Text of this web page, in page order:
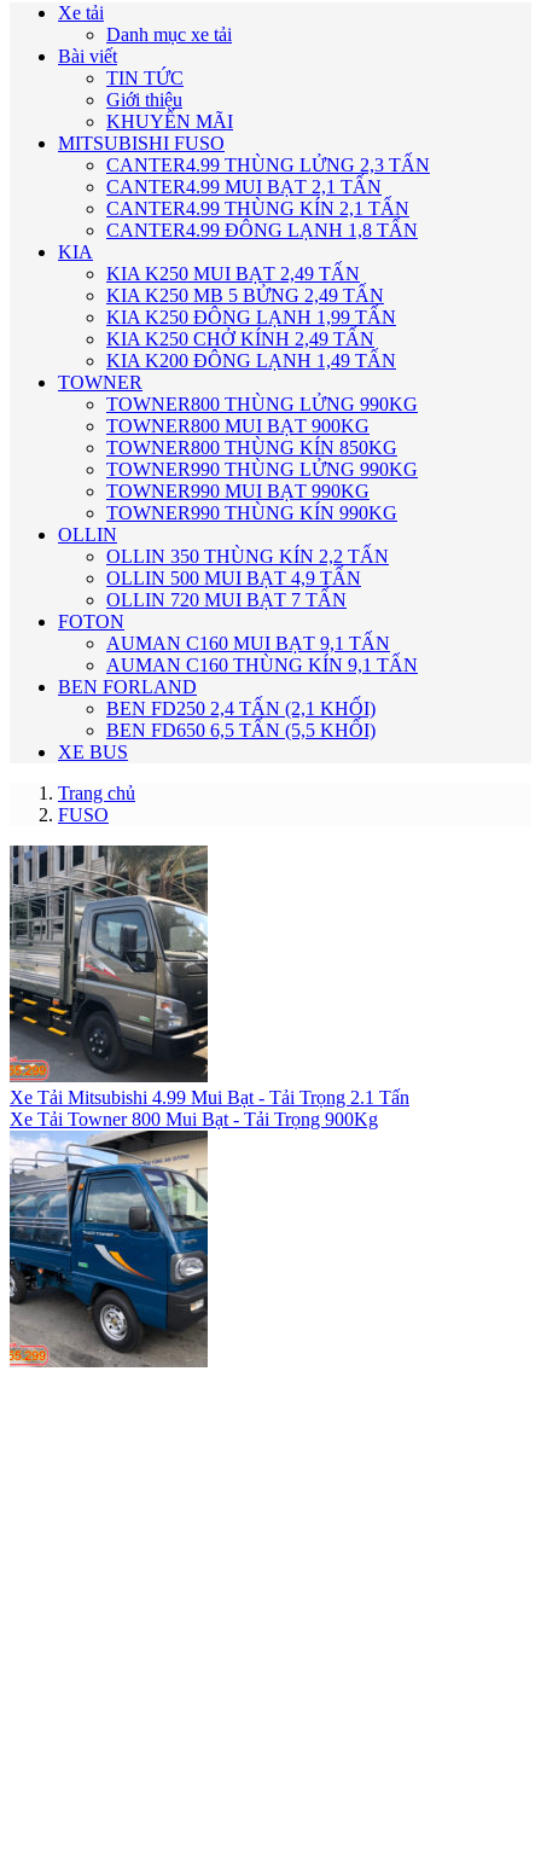
Xe tải
Danh mục xe tải
Bài viết
TIN TỨC
Giới thiệu
KHUYẾN MÃI
MITSUBISHI FUSO
CANTER4.99 THÙNG LỬNG 2,3 TẤN
CANTER4.99 MUI BẠT 2,1 TẤN
CANTER4.99 THÙNG KÍN 2,1 TẤN
CANTER4.99 ĐÔNG LẠNH 1,8 TẤN
KIA
KIA K250 MUI BẠT 2,49 TẤN
KIA K250 MB 5 BỬNG 2,49 TẤN
KIA K250 ĐÔNG LẠNH 1,99 TẤN
KIA K250 CHỞ KÍNH 2,49 TẤN
KIA K200 ĐÔNG LẠNH 1,49 TẤN
TOWNER
TOWNER800 THÙNG LỬNG 990KG
TOWNER800 MUI BẠT 900KG
TOWNER800 THÙNG KÍN 850KG
TOWNER990 THÙNG LỬNG 990KG
TOWNER990 MUI BẠT 990KG
TOWNER990 THÙNG KÍN 990KG
OLLIN
OLLIN 350 THÙNG KÍN 2,2 TẤN
OLLIN 500 MUI BẠT 4,9 TẤN
OLLIN 720 MUI BẠT 7 TẤN
FOTON
AUMAN C160 MUI BẠT 9,1 TẤN
AUMAN C160 THÙNG KÍN 9,1 TẤN
BEN FORLAND
BEN FD250 2,4 TẤN (2,1 KHỐI)
BEN FD650 6,5 TẤN (5,5 KHỐI)
XE BUS
Trang chủ
FUSO
Xe Tải Mitsubishi 4.99 Mui Bạt - Tải Trọng 2.1 Tấn
Xe Tải Towner 800 Mui Bạt - Tải Trọng 900Kg